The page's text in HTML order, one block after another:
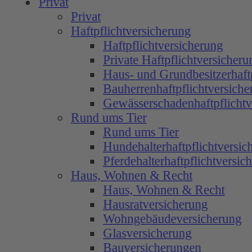
Haus- und
Rund ums Tier
Haus, Wohnen &
Privat
Haftpflichtversicherung
Haftpflichtversicherung
Private
Haus- und
Rund ums Tier
Rund ums Tier
Haus, Wohnen & Recht
Haus, Wohnen & Recht
Hausratversicherung
Wohngebäudeversicherung
Glasversicherung
Bauversicherungen
Bonusprogramm IKK Nord
Bonusprogramm IKK Nord
GKV-Vergleich
GKV-Vergleich